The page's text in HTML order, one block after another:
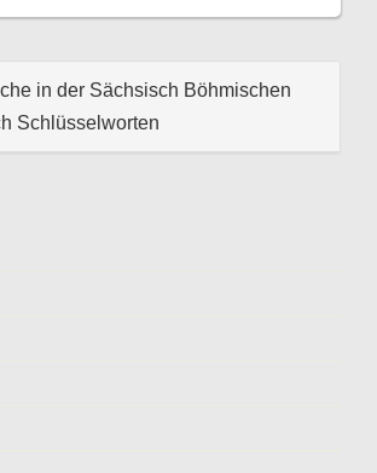
in der Sächsisch Böhmischen
Schlüsselworten